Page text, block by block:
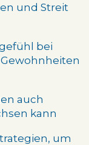
und Streit
bei
auch
kann
, um